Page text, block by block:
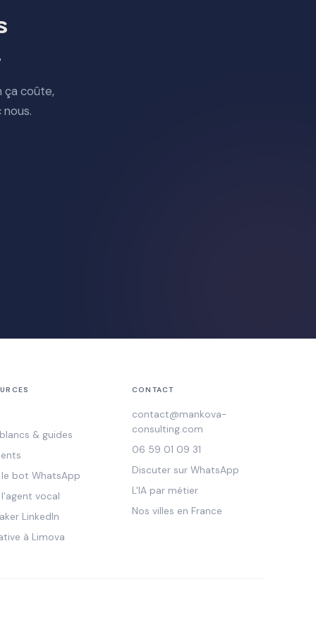
ça coûte,
& guides
le bot WhatsApp
vocal
LinkedIn
à Limova
CONTACT
contact@mankova-
consulting.com
06 59 01 09 31
Discuter sur WhatsApp
L'IA par métier
Nos villes en France